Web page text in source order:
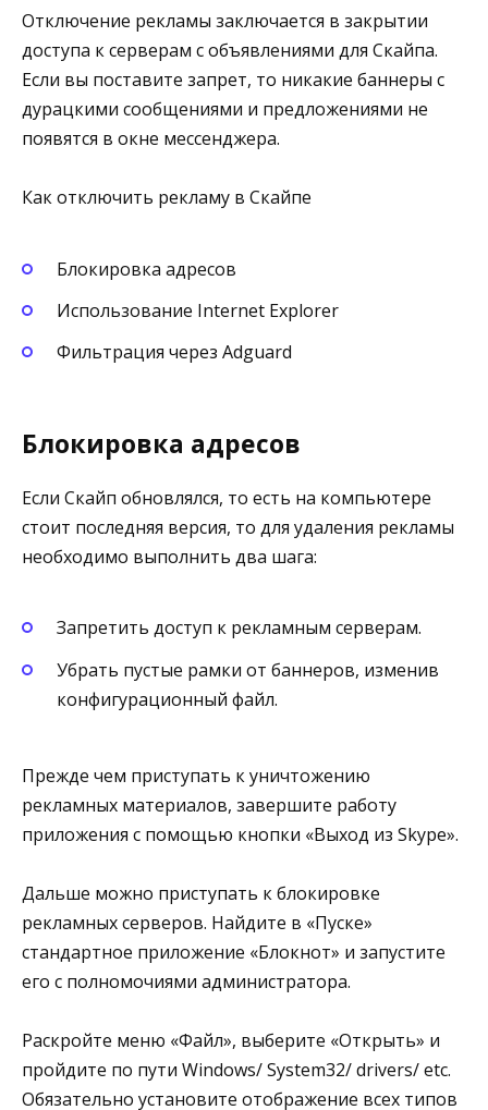
Отключение рекламы заключается в закрытии
доступа к серверам с объявлениями для Скайпа.
Если вы поставите запрет, то никакие баннеры с
дурацкими сообщениями и предложениями не
появятся в окне мессенджера.
Как отключить рекламу в Скайпе
Блокировка адресов
Использование Internet Explorer
Фильтрация через Adguard
Блокировка адресов
Если Скайп обновлялся, то есть на компьютере
стоит последняя версия, то для удаления рекламы
необходимо выполнить два шага:
Запретить доступ к рекламным серверам.
Убрать пустые рамки от баннеров, изменив
конфигурационный файл.
Прежде чем приступать к уничтожению
рекламных материалов, завершите работу
приложения с помощью кнопки «Выход из Skype».
Дальше можно приступать к блокировке
рекламных серверов. Найдите в «Пуске»
стандартное приложение «Блокнот» и запустите
его с полномочиями администратора.
Раскройте меню «Файл», выберите «Открыть» и
пройдите по пути Windows/ System32/ drivers/ etc.
Обязательно установите отображение всех типов